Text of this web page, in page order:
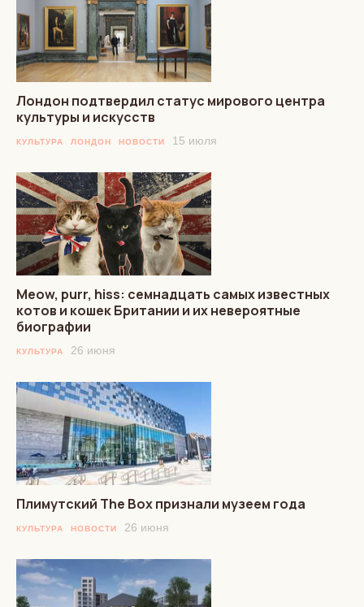
Лондон подтвердил статус мирового центра
культуры и искусств
КУЛЬТУРА ЛОНДОН НОВОСТИ 15 июля
Meow, purr, hiss: семнадцать самых известных
котов и кошек Британии и их невероятные
биографии
КУЛЬТУРА 26 июня
Плимутский The Box признали музеем года
КУЛЬТУРА НОВОСТИ 26 июня